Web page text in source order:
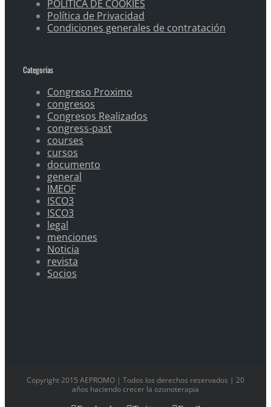
POLÍTICA DE COOKIES
Política de Privacidad
Condiciones generales de contratación
Categorías
Congreso Proximo
congresos
Congresos Realizados
congress-past
courses
cursos
documento
general
IMEOF
ISCO3
ISCO3
legal
menciones
Noticia
revista
Socios
Copyright 2015 AEPROMO | Todos los derechos reservados | 20
años haciendo crecer la ozonoterapia